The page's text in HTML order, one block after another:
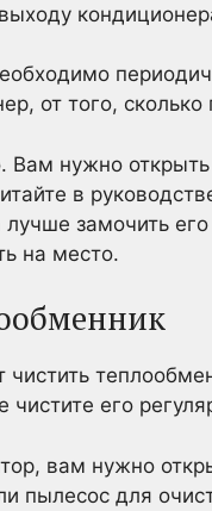
от того,
Вам нужно
в
лучше замочить
на место.
чистить
чистите его
вам нужно
пылесос для